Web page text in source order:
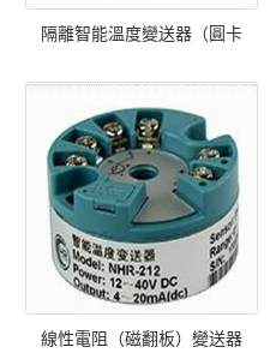
隔離智能溫度變送器（圓卡
線性電阻（磁翻板）變送器